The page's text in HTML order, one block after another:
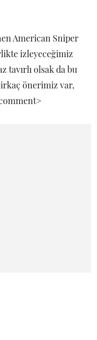
American Sniper
izleyeceğimiz
tavırlı olsak da bu
önerimiz var,